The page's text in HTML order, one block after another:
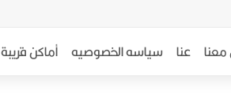
عنا سياسه الخصوصيه أماكن قريبة